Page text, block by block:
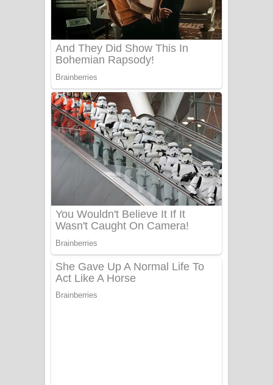
Katakara Song Lyrics - කටකාර ගීතයේ
පද පෙළ
Tharu Yaye Dilena Song Lyrics - තරු
යායේ දිලෙනා ගීතයේ පද පෙළ
Ow Man Sosa Song Lyrics - ඔව් මං
සෝසා ගීතයේ පද පෙළ
Heavy Weight Song Lyrics
Aye Lanweela Song Lyrics - ආයේ
ලංවීලා ගීතයේ පද පෙළ
පුරන්නට ගීතයේ පද පෙළ